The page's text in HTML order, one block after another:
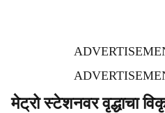
मेट्रो स्टेशनवर वृद्धाचा